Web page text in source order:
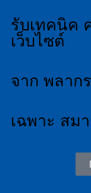
รับเทคนิค
เว็บไซต์
จาก พลาก
เฉพาะ สม